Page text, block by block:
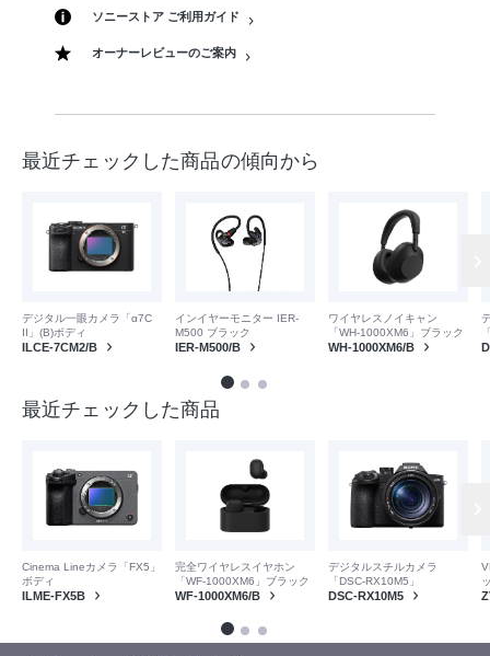
ソニーストア ご利用ガイド
オーナーレビューのご案内
最近チェックした商品の傾向から
デジタル一眼カメラ「α7C
II」(B)ボディ
ILCE-7CM2/B
インイヤーモニター IER-
M500 ブラック
IER-M500/B
ワイヤレスノイキャン
「WH-1000XM6」ブラック
WH-1000XM6/B
最近チェックした商品
Cinema Lineカメラ「FX5」
ボディ
ILME-FX5B
完全ワイヤレスイヤホン
「WF-1000XM6」ブラック
WF-1000XM6/B
デジタルスチルカメラ
「DSC-RX10M5」
DSC-RX10M5